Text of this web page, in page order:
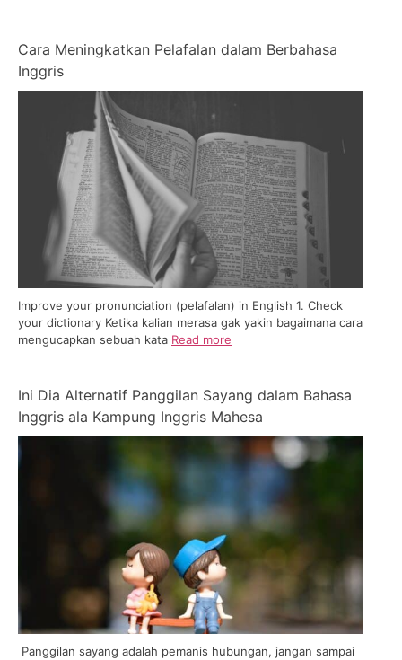
Cara Meningkatkan Pelafalan dalam Berbahasa
Inggris
Improve your pronunciation (pelafalan) in English 1. Check
your dictionary Ketika kalian merasa gak yakin bagaimana cara
mengucapkan sebuah kata Read more
Ini Dia Alternatif Panggilan Sayang dalam Bahasa
Inggris ala Kampung Inggris Mahesa
Panggilan sayang adalah pemanis hubungan, jangan sampai